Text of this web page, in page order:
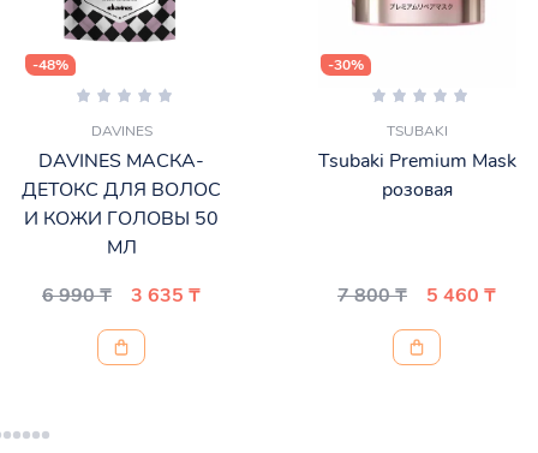
-48%
DAVINES
DAVINES МАСКА-
ДЕТОКС ДЛЯ ВОЛОС
И КОЖИ ГОЛОВЫ 50
МЛ
6 990 ₸
3 635 ₸
-30%
TSUBAKI
Tsubaki Premium Mask
розовая
7 800 ₸ 5 460 ₸